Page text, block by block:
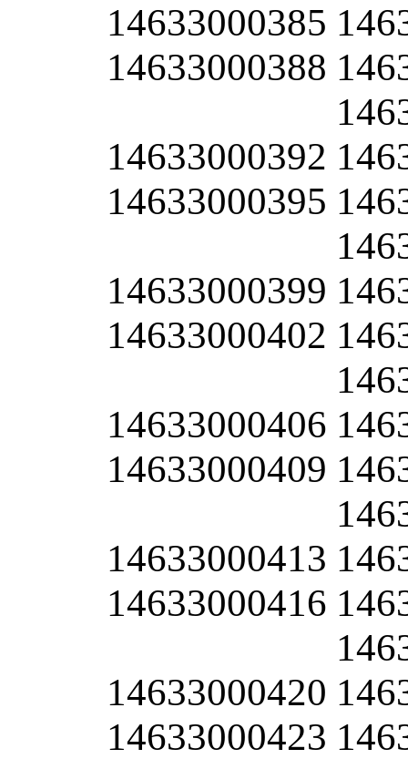
14633000385
14633000388
14633000392
14633000395
14633000399
14633000402
14633000406
14633000409
14633000413
14633000416
14633000420
14633000423